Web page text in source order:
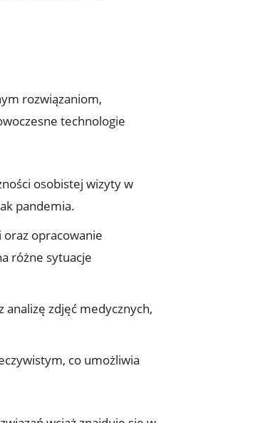
rozwiązaniom,
technologie
osobistej wizyty w
pandemia.
opracowanie
różne sytuacje
analizę zdjęć medycznych,
co umożliwia